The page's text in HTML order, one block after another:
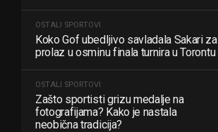
OSTALI SPORTOVI
Koko Gof ubedljivo savladala Sakari za
prolaz u osminu finala turnira u Torontu
OSTALI SPORTOVI
Zašto sportisti grizu medalje na
fotografijama? Kako je nastala
neobična tradicija?